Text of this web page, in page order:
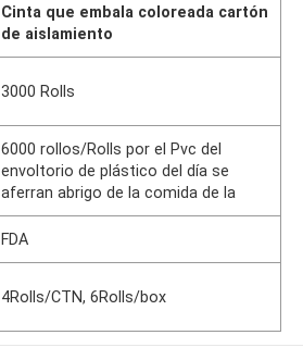
Cinta que embala coloreada cartón
de aislamiento
3000 Rolls
6000 rollos/Rolls por el Pvc del
envoltorio de plástico del día se
aferran abrigo de la comida de la
FDA
4Rolls/CTN, 6Rolls/box